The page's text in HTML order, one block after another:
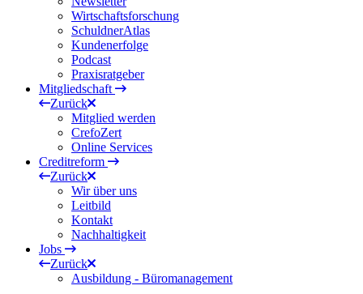
Wirtschaftsforschung
SchuldnerAtlas
Kundenerfolge
Podcast
Praxisratgeber
Mitgliedschaft
Zurück
Mitglied werden
CrefoZert
Online Services
Creditreform
Zurück
Wir über uns
Leitbild
Kontakt
Nachhaltigkeit
Jobs
Zurück
Ausbildung - Büromanagement